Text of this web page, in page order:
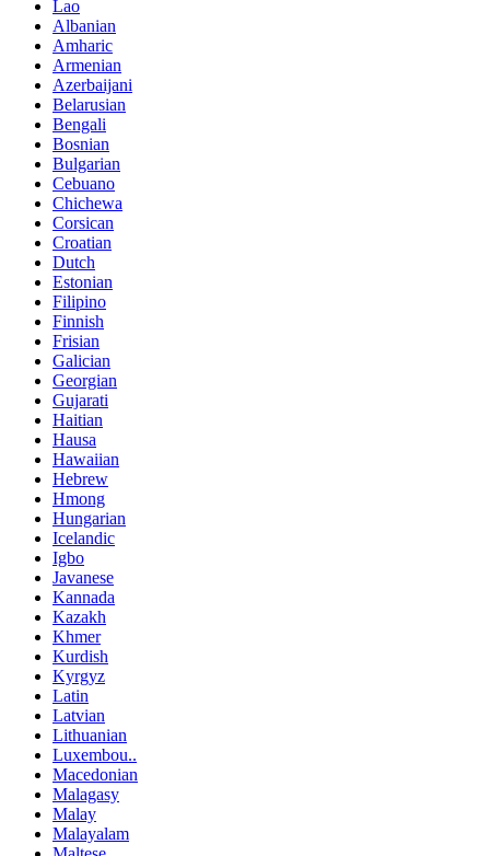
Lao
Albanian
Amharic
Armenian
Azerbaijani
Belarusian
Bengali
Bosnian
Bulgarian
Cebuano
Chichewa
Corsican
Croatian
Dutch
Estonian
Filipino
Finnish
Frisian
Galician
Georgian
Gujarati
Haitian
Hausa
Hawaiian
Hebrew
Hmong
Hungarian
Icelandic
Igbo
Javanese
Kannada
Kazakh
Khmer
Kurdish
Kyrgyz
Latin
Latvian
Lithuanian
Luxembou..
Macedonian
Malagasy
Malay
Malayalam